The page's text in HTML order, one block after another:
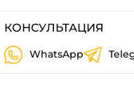
КОНСУЛЬТАЦИЯ
WhatsApp